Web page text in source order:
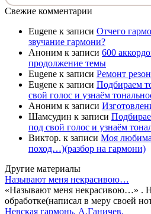
Свежие комментарии
Eugene к записи Отчего
звучание гармони?
Аноним к записи 600
продолжение темы
Eugene к записи Ремонт
Eugene к записи Подбираем
свой голос и узнаём
Аноним к записи
Шамсудин к записи
под свой голос и узнаём
Виктор. к записи Моя
поход…)(разбор на гармони)
Другие материалы
Называют меня некрасивою…
«Называют меня некрасивою…» .
обработке(написал в меру своей
Невская гармонь. А.Ганичев.